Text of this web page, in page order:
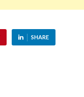
SHARE